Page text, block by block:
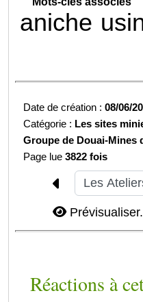
aniche
Date de création :08/06/
Catégorie : Les sites
Groupe de Douai-Mines
Page lue3822 fois
Réactions à